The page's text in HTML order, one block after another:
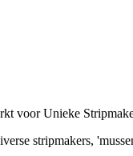
voor Unieke
stripmakers,